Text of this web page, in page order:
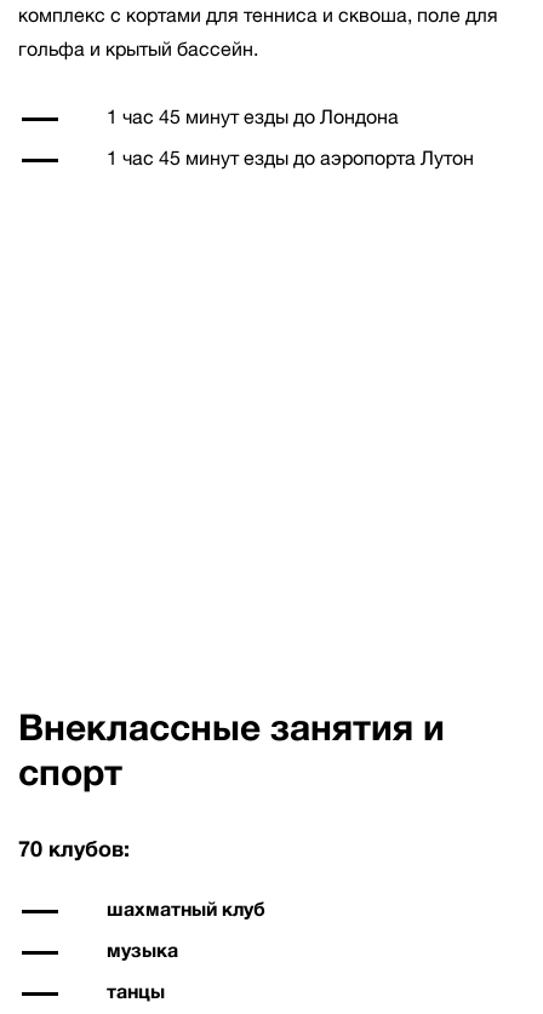
комплекс с кортами для тенниса и сквоша, поле для
гольфа и крытый бассейн.
1 час 45 минут езды до Лондона
1 час 45 минут езды до аэропорта Лутон
Внеклассные занятия и
спорт
70 клубов:
шахматный клуб
музыка
танцы